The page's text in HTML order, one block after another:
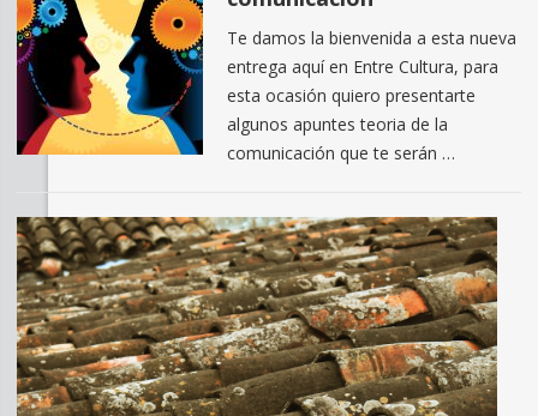
Te damos la bienvenida a esta nueva
entrega aquí en Entre Cultura, para
esta ocasión quiero presentarte
algunos apuntes teoria de la
comunicación que te serán …